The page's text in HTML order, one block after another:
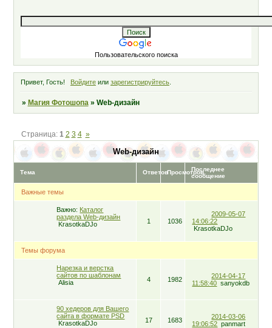
Пользовательского поиска
Привет, Гость! Войдитеили зарегистрируйтесь.
» Магия Фотошопа » Web-дизайн
Web-дизайн
Страница: 1 2 3 4 »
Тема ОтветовПросмотровПоследнее
сообщение
Важные темы
Важно: Каталог
раздела Web-дизайн
KrasotkaDJo
1 1036
2009-05-07
14:06:22
KrasotkaDJo
Темы форума
Нарезка и верстка
сайтов по шаблонам
Alisia
4 1982
2014-04-17
11:58:40 sanyokdb
90 хедеров для Вашего
сайта в формате PSD
KrasotkaDJo
17 1683
2014-03-06
19:06:52 panmart